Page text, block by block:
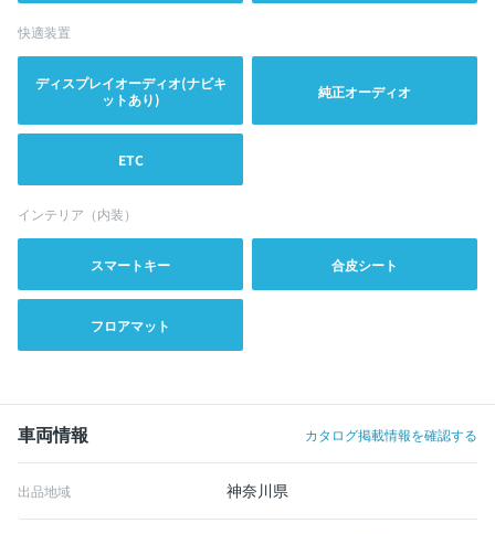
快適装置
ディスプレイオーディオ(ナビキ
ットあり)
純正オーディオ
ETC
インテリア（内装）
スマートキー 合皮シート
フロアマット
車両情報 カタログ掲載情報を確認する
出品地域 神奈川県